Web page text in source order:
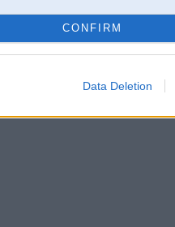
CONFIRM
Data Deletion